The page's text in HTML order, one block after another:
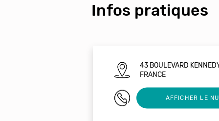
Infos pratiques
43 BOULEVARD
FRANCE
+596696765869
AFFICHER LE